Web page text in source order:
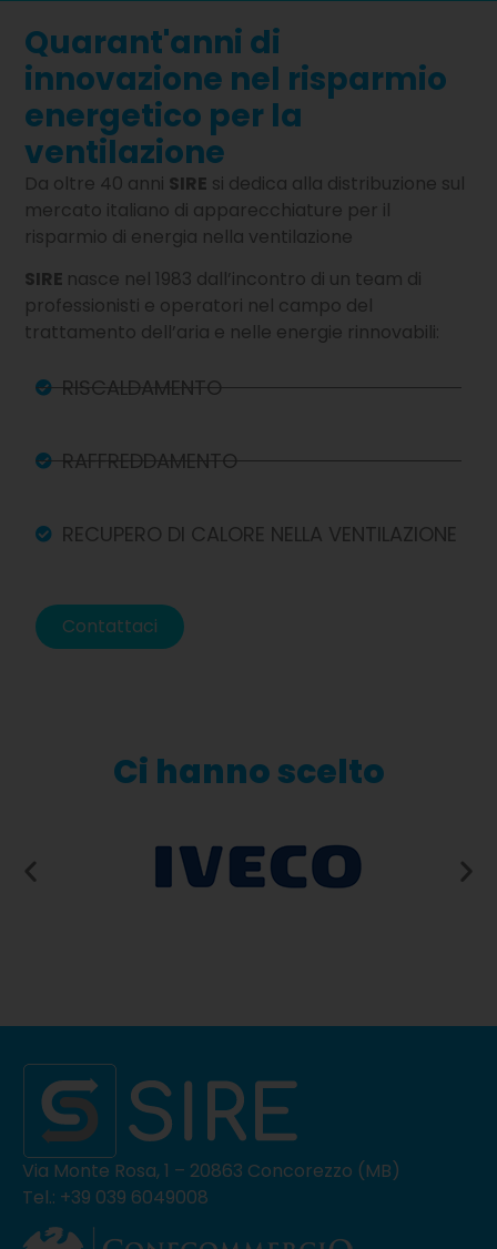
Quarant'anni di
innovazione nel risparmio
energetico per la
ventilazione
Da oltre 40 anni SIRE si dedica alla distribuzione sul
mercato italiano di apparecchiature per il
risparmio di energia nella ventilazione
SIRE nasce nel 1983 dall’incontro di un team di
professionisti e operatori nel campo del
trattamento dell’aria e nelle energie rinnovabili:
RISCALDAMENTO
RAFFREDDAMENTO
RECUPERO DI CALORE NELLA VENTILAZIONE
Contattaci
Ci hanno scelto
Via Monte Rosa, 1 – 20863 Concorezzo (MB)
Tel.: +39 039 6049008